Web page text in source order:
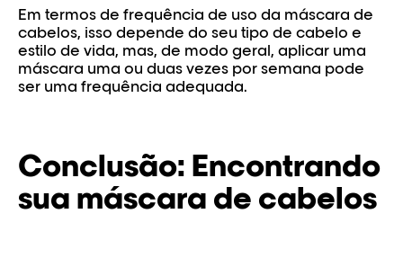
Em termos de frequência de uso da máscara de
cabelos, isso depende do seu tipo de cabelo e
estilo de vida, mas, de modo geral, aplicar uma
máscara uma ou duas vezes por semana pode
ser uma frequência adequada.
Conclusão: Encontrando
sua máscara de cabelos